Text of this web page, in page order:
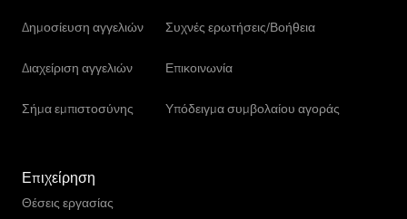
Δημοσίευση αγγελιών
Διαχείριση αγγελιών
Σήμα εμπιστοσύνης
Συχνές ερωτήσεις/Βοήθεια
Επικοινωνία
Υπόδειγμα συμβολαίου αγοράς
Επιχείρηση
Θέσεις εργασίας